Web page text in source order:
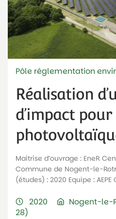
Pôle réglementation
Réalisation
d’impact
Maitrise d’ouvrage : EneR
Commune de Nogent-le-
(études) : 2020 Equipe :
2020
Nogent-le-
28)